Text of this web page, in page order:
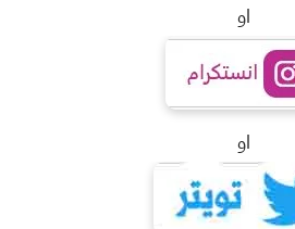
او
او